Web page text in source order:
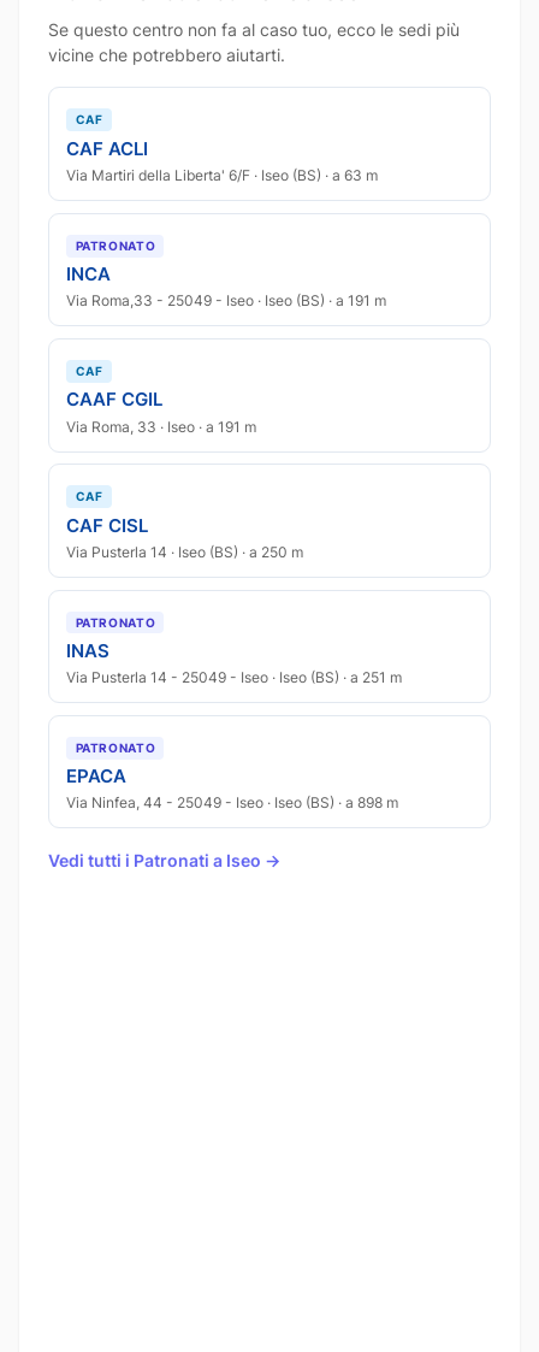
Se questo centro non fa al caso tuo, ecco le sedi più
vicine che potrebbero aiutarti.
CAF
CAF ACLI
Via Martiri della Liberta' 6/F · Iseo (BS) · a 63 m
PATRONATO
INCA
Via Roma,33 - 25049 - Iseo · Iseo (BS) · a 191 m
CAF
CAAF CGIL
Via Roma, 33 · Iseo · a 191 m
CAF
CAF CISL
Via Pusterla 14 · Iseo (BS) · a 250 m
PATRONATO
INAS
Via Pusterla 14 - 25049 - Iseo · Iseo (BS) · a 251 m
PATRONATO
EPACA
Via Ninfea, 44 - 25049 - Iseo · Iseo (BS) · a 898 m
Vedi tutti i Patronati a Iseo →